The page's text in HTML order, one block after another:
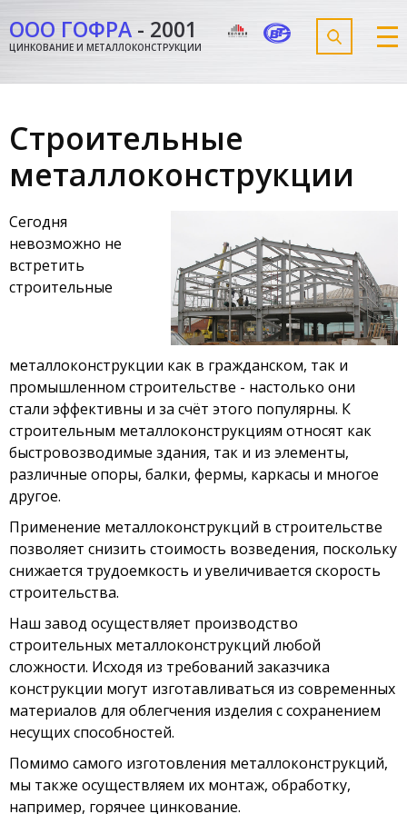
ООО ГОФРА - 2001
ЦИНКОВАНИЕ И МЕТАЛЛОКОНСТРУКЦИИ
Строительные
металлоконструкции
Сегодня
невозможно не
встретить
строительные
металлоконструкции как в гражданском, так и
промышленном строительстве - настолько они
стали эффективны и за счёт этого популярны. К
строительным металлоконструкциям относят как
быстровозводимые здания, так и из элементы,
различные опоры, балки, фермы, каркасы и многое
другое.
Применение металлоконструкций в строительстве
позволяет снизить стоимость возведения, поскольку
снижается трудоемкость и увеличивается скорость
строительства.
Наш завод осуществляет производство
строительных металлоконструкций любой
сложности. Исходя из требований заказчика
конструкции могут изготавливаться из современных
материалов для облегчения изделия с сохранением
несущих способностей.
Помимо самого изготовления металлоконструкций,
мы также осуществляем их монтаж, обработку,
например, горячее цинкование.